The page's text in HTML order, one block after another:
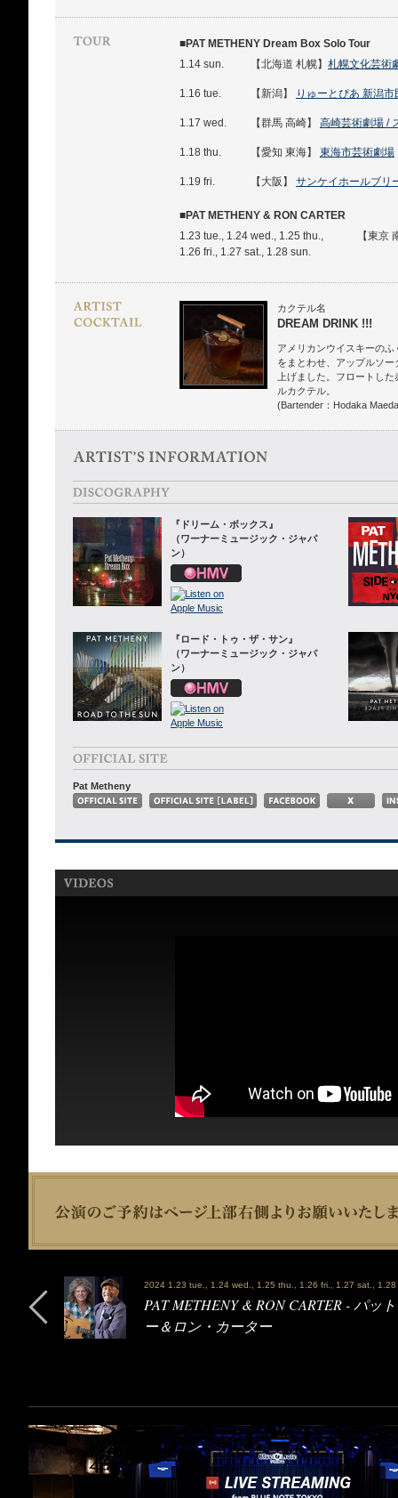
■PAT METHENY Dream Box Solo Tour
1.14 sun.
【北海道 札幌】 札幌文化芸術
1.16 tue. 【新潟】 りゅーとぴあ 新潟
1.17 wed. 【群馬 高崎】 高崎芸術劇場 /
1.18 thu. 【愛知 東海】 東海市芸術劇場
1.19 fri. 【大阪】 サンケイホールブリ
■PAT METHENY & RON CARTER
1.23 tue., 1.24 wed., 1.25 thu.,
1.26 fri., 1.27 sat., 1.28 sun.
【東京
カクテル名
DREAM DRINK !!!
アメリカンウイスキーの
をまとわせ、アップルソ
上げました。フロートし
ルカクテル。
(Bartender：Hodaka
『ドリーム・ボックス』
（ワーナーミュージック・ジャパ
ン）
『ロード・トゥ・ザ・サン』
（ワーナーミュージック・ジャパ
ン）
Pat Metheny
2024 1.23 tue., 1.24 wed., 1.25 thu., 1.26 fri., 1.27 sat., 1.28
PAT METHENY & RON CARTER - パッ
ー＆ロン・カーター